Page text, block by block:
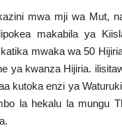
mwa mji wa Mut,
makabila ya
mwaka wa 50
ya kwanza Hijiria.
kutoka enzi ya
la hekalu la mungu